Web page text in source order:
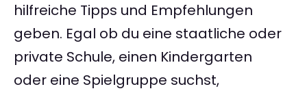
hilfreiche Tipps und Empfehlungen
geben. Egal ob du eine staatliche oder
private Schule, einen Kindergarten
oder eine Spielgruppe suchst,